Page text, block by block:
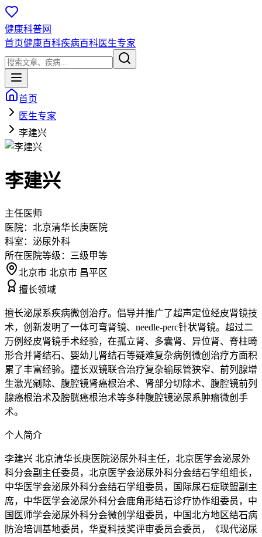
健康科普网
首页健康百科疾病百科医生专家
首页
医生专家
李建兴
李建兴
主任医师
医院： 北京清华长庚医院
科室： 泌尿外科
所在医院等级：
三级甲等
北京市 北京市 昌平区
擅长领域
擅长泌尿系疾病微创治疗。倡导并推广了超声定位经皮肾镜技
术，创新发明了一体可弯肾镜、needle-perc针状肾镜。超过二
万例经皮肾镜手术经验，在孤立肾、多囊肾、异位肾、脊柱畸
形合并肾结石、婴幼儿肾结石等疑难复杂病例微创治疗方面积
累了丰富经验。擅长双镜联合治疗复杂输尿管狭窄、前列腺增
生激光剜除、腹腔镜肾癌根治术、肾部分切除术、腹腔镜前列
腺癌根治术及膀胱癌根治术等多种腹腔镜泌尿系肿瘤微创手
术。
个人简介
李建兴 北京清华长庚医院泌尿外科主任，北京医学会泌尿外
科分会副主任委员，北京医学会泌尿外科分会结石学组组长，
中华医学会泌尿外科分会结石学组委员，国际尿石症联盟副主
席，中华医学会泌尿外科分会鹿角形结石诊疗协作组委员，中
国医师学会泌尿外科分会微创学组委员，中国北方地区结石病
防治培训基地委员，华夏科技奖评审委员会委员，《现代泌尿